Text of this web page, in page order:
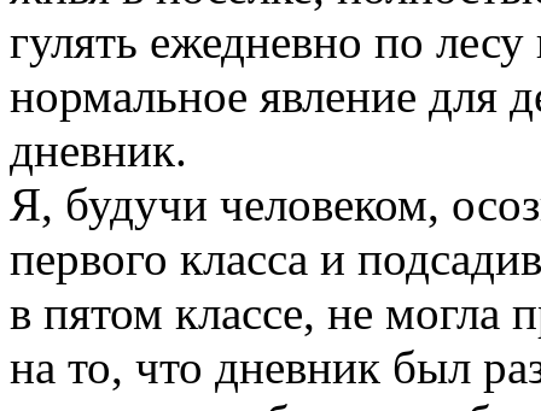
гулять ежедневно по
нормальное явление для
дневник.
Я, будучи человеком,
первого класса и
в пятом классе, не
на то, что дневник был